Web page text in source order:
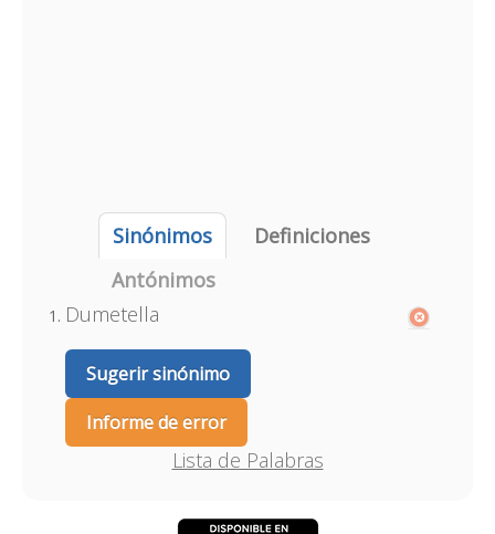
Sinónimos
Definiciones
Antónimos
Dumetella
Sugerir sinónimo
Informe de error
Lista de Palabras